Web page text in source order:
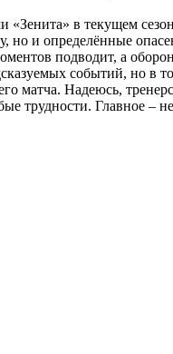
«Зенита» в текущем
но и определённые
подводит, а
событий, но
матча. Надеюсь,
трудности. Главное –